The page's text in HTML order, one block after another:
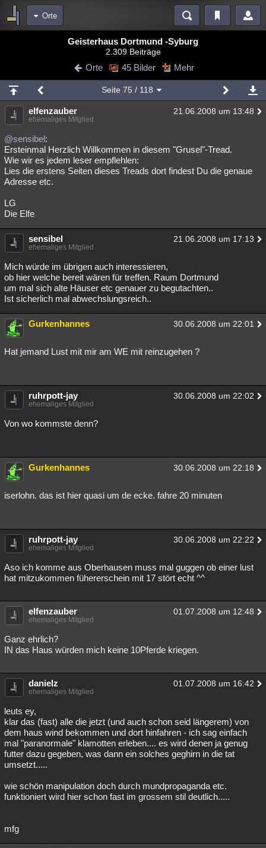
Orte
Blogs Videos
Chat Wiki Neuigkeiten
meine Rubriken
Menschen Wissenschaft Mystery Kriminalfälle
Spiritualität
Natur Umfragen Unterhaltung
weitere Rubriken
Astronomie
Musik Clash Verbesserungen Allmystery English
Besucht Teilgenommen Alle Neue Geschlossen
Lesenswert Schlüsselwörter
Geisterhaus Dortmund -Syburg
2.309 Beiträge
Orte 45 Bilder Mehr
Seite75 / 118
elfenzauber 21.06.2008 um 13:48
ehemaliges Mitglied
@sensibel:
Ersteinmal Herzlich Willkommen in diesem "Grusel"-Tread.
Wie wir es jedem leser empflehlen:
Lies die erstens Seiten dieses Treads dort findest Du die genaue
Adresse etc.
LG
Die Elfe
sensibel 21.06.2008 um 17:13
ehemaliges Mitglied
Mich würde im übrigen auch interessieren,
ob hier welche bereit wären für treffen. Raum Dortmund
um mal sich alte Häuser etc genauer zu begutachten..
Ist sicherlich mal abwechslungsreich..
Gurkenhannes 30.06.2008 um 22:01
Hat jemand Lust mit mir am WE mit reinzugehen ?
ruhrpott-jay 30.06.2008 um 22:02
ehemaliges Mitglied
Von wo kommste denn?
Gurkenhannes 30.06.2008 um 22:18
iserlohn. das ist hier quasi um de ecke. fahre 20 minuten
ruhrpott-jay 30.06.2008 um 22:22
ehemaliges Mitglied
Aso ich komme aus Oberhausen muss mal guggen ob einer lust
hat mitzukommen fühererschein mit 17 stört echt ^^
elfenzauber 01.07.2008 um 12:48
ehemaliges Mitglied
Ganz ehrlich?
IN das Haus würden mich keine 10Pferde kriegen.
danielz 01.07.2008 um 16:42
ehemaliges Mitglied
leuts ey,
klar das (fast) alle die jetzt (und auch schon seid längerem) von
dem haus wind bekommen und dort hinfahren - ich sag einfach
mal "paranormale" klamotten erleben.... es wird denen ja genug
futter dazu gegeben, was dann ein solches geghirn in die tat
umsetzt.....
wie schön manipulation doch durch mundpropaganda etc.
funktioniert wird hier schon fast im grossem stil deutlich.....
mfg